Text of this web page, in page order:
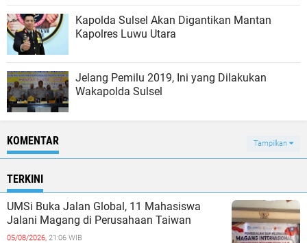
Kapolda Sulsel Akan Digantikan Mantan
Kapolres Luwu Utara
Jelang Pemilu 2019, Ini yang Dilakukan
Wakapolda Sulsel
KOMENTAR Tampilkan
TERKINI
UMSi Buka Jalan Global, 11 Mahasiswa
Jalani Magang di Perusahaan Taiwan
05/08/2026, 21:06 WIB